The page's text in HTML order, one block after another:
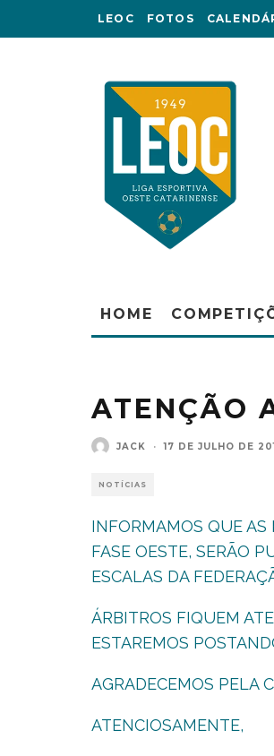
LEOC FOTOS
HOME
ATENÇÃO
JACK · 17 DE JULHO DE
NOTÍCIAS
INFORMAMOS QUE AS
FASE OESTE, SERÃO
ESCALAS DA
ÁRBITROS FIQUEM
ESTAREMOS
AGRADECEMOS PELA
ATENCIOSAMENTE,